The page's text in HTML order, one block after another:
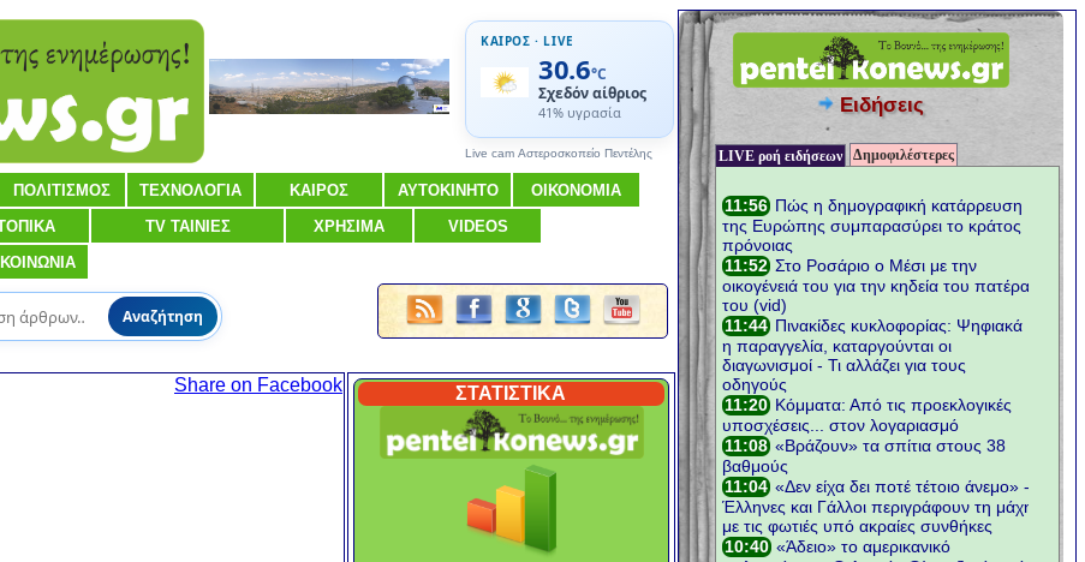
ΚΑΙΡΟΣ · LIVE
30.6°C
Σχεδόν αίθριος
41% υγρασία
Live cam Αστεροσκοπείο Πεντέλης
ΠΟΛΙΤΙΣΜΟΣ ΤΕΧΝΟΛΟΓΙΑ ΚΑΙΡΟΣ ΑΥΤΟΚΙΝΗΤΟ ΟΙΚΟΝΟΜΙΑ
TV ΤΑΙΝΙΕΣ ΧΡΗΣΙΜΑ VIDEOS
Αναζήτηση
Share on Facebook
ΣΤΑΤΙΣΤΙΚΑ
Ειδήσεις
LIVE ροή ειδήσεων Δημοφιλέστερες